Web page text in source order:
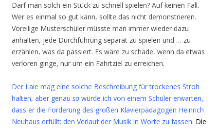
Darf man solch ein Stück zu schnell spielen? Auf keinen Fall.
Wer es einmal so gut kann, sollte das nicht demonstrieren.
Voreilige Musterschüler müsste man immer wieder dazu
anhalten, jede Durchführung separat zu spielen und … zu
erzählen, was da passiert. Es wäre zu schade, wenn da etwas
verloren ginge, nur um ein Fahrtziel zu erreichen.
Der Laie mag eine solche Beschreibung für trockenes Stroh
halten, aber genau so würde ich von einem Schüler erwarten,
dass er die Forderung des großen Klavierpädagogen Heinrich
Neuhaus erfüllt: den Verlauf der Musik in Worte zu fassen. Die